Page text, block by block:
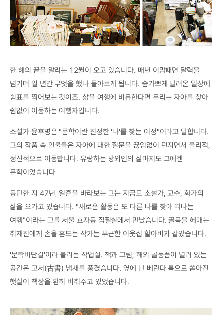
한 해의 끝을 알리는 12월이 오고 있습니다. 매년 이맘때면 달력을
넘기며 일 년간 무엇을 했나 돌아보게 됩니다. 숨가쁘게 달려온 일상에
쉼표를 찍어보는 것이죠. 삶을 여행에 비유한다면 우리는 자아를 찾아
쉼없이 이동하는 여행자입니다.
소설가 윤후명은 "문학이란 진정한 '나'를 찾는 여정"이라고 말합니다.
그의 작품 속 인물들은 자아에 대한 질문을 끊임없이 던지면서 물리적,
정신적으로 이동합니다. 유랑하는 방외인의 삶마저도 그에겐
문학이었습니다.
등단한 지 47년, 일흔을 바라보는 그는 지금도 소설가, 교수, 화가의
삶을 오가고 있습니다. "새로운 활동은 또 다른 나를 찾아 떠나는
여행"이라는 그를 서울 효자동 집필실에서 만났습니다. 골목을 헤매는
취재진에게 손을 흔드는 작가는 푸근한 이웃집 할아버지 같았습니다.
'문학비단길'이라 불리는 작업실. 책과 그림, 해외 골동품이 널려 있는
공간은 고서(古書) 냄새를 풍겼습니다. 옆에 난 베란다 틈으로 쏟아진
햇살이 책장을 환히 비춰주고 있었습니다.